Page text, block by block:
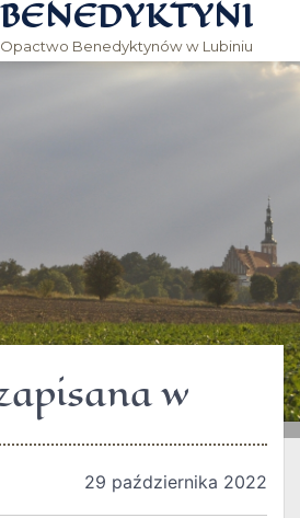
BENEDYKTYNI
Opactwo Benedyktynów w Lubiniu
w
29 października 2022